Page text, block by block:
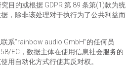
目的或根据 GDPR 第 89 条第(1)款为统
，除非该处理对于执行为了公共利益而
系“rainbow audio GmbH”的任何员
EC，数据主体在使用信息社会服务的
用自动化方式行使其反对权。